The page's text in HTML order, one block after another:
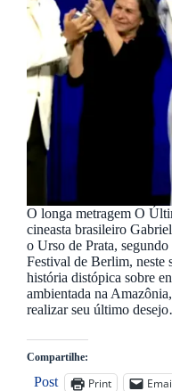
O longa metragem O
cineasta brasileiro
o Urso de Prata,
Festival de Berlim, neste
história distópica sobre
ambientada na
realizar seu último
Compartilhe:
Post Print